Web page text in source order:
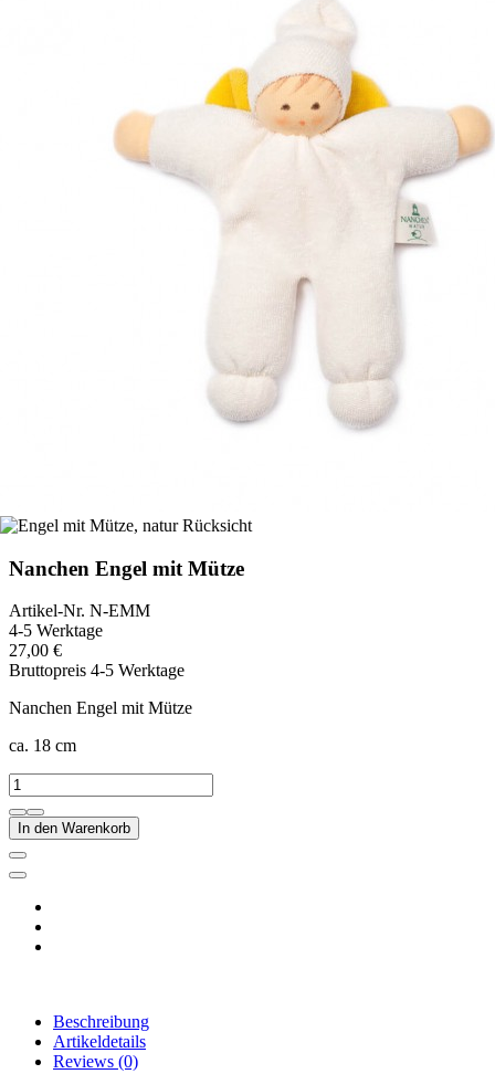
Nanchen Engel mit Mütze
Artikel-Nr. N-EMM
4-5 Werktage
27,00 €
Bruttopreis 4-5 Werktage
Nanchen Engel mit Mütze
ca. 18 cm
In den Warenkorb
Beschreibung
Artikeldetails
Reviews (0)